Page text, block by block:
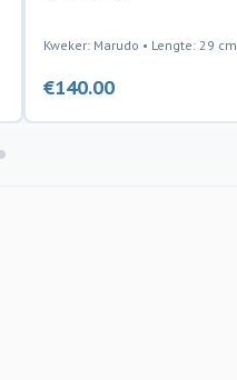
Kweker: Marudo • Lengte: 29 cm
€140.00